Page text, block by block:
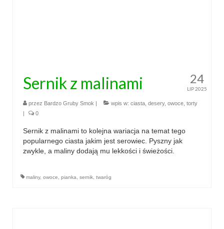
24
LIP 2025
Sernik z malinami
przez Bardzo Gruby Smok | wpis w: ciasta desery, owoce torty
|
0
Sernik z malinami to kolejna wariacja na temat tego
popularnego ciasta jakim jest serowiec. Pyszny jak
zwykle, a maliny dodają mu lekkości i świeżości.
maliny, owoce pianka sernik twaróg